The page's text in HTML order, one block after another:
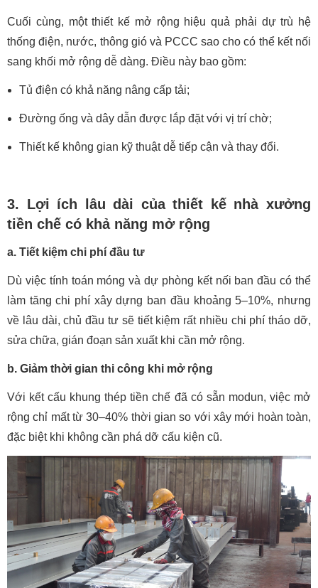
Cuối cùng, một thiết kế mở rộng hiệu quả phải dự trù hệ
thống điện, nước, thông gió và PCCC sao cho có thể kết nối
sang khối mở rộng dễ dàng. Điều này bao gồm:
Tủ điện có khả năng nâng cấp tải;
Đường ống và dây dẫn được lắp đặt với vị trí chờ;
Thiết kế không gian kỹ thuật dễ tiếp cận và thay đổi.
3. Lợi ích lâu dài của thiết kế nhà xưởng
tiền chế có khả năng mở rộng
a. Tiết kiệm chi phí đầu tư
Dù việc tính toán móng và dự phòng kết nối ban đầu có thể
làm tăng chi phí xây dựng ban đầu khoảng 5–10%, nhưng
về lâu dài, chủ đầu tư sẽ tiết kiệm rất nhiều chi phí tháo dỡ,
sửa chữa, gián đoạn sản xuất khi cần mở rộng.
b. Giảm thời gian thi công khi mở rộng
Với kết cấu khung thép tiền chế đã có sẵn modun, việc mở
rộng chỉ mất từ 30–40% thời gian so với xây mới hoàn toàn,
đặc biệt khi không cần phá dỡ cấu kiện cũ.